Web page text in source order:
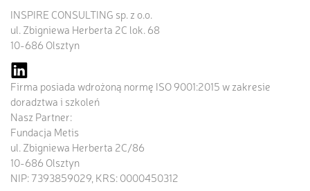
INSPIRE CONSULTING sp. z o.o.
ul. Zbigniewa Herberta 2C lok. 68
10-686 Olsztyn
Firma posiada wdrożoną normę ISO 9001:2015 w zakresie
doradztwa i szkoleń
Nasz Partner:
Fundacja Metis
ul. Zbigniewa Herberta 2C/86
10-686 Olsztyn
NIP: 7393859029, KRS: 0000450312